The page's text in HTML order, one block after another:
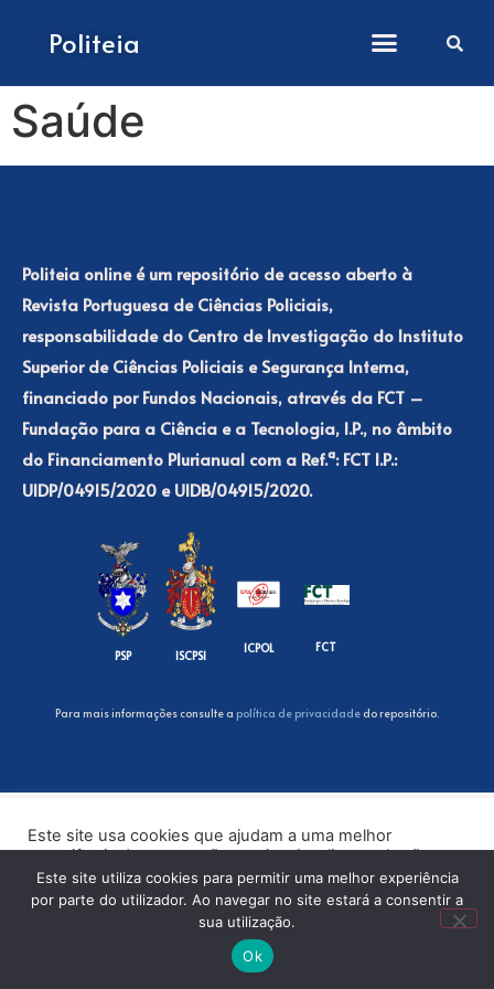
Politeia
Saúde
Politeia online é um repositório de acesso aberto à
Revista Portuguesa de Ciências Policiais,
responsabilidade do Centro de Investigação do Instituto
Superior de Ciências Policiais e Segurança Interna,
financiado por Fundos Nacionais, através da FCT –
Fundação para a Ciência e a Tecnologia, I.P., no âmbito
do Financiamento Plurianual com a Ref.ª: FCT I.P.:
UIDP/04915/2020 e UIDB/04915/2020.
PSP ISCPSI
ICPOL FCT
Para mais informações consulte a política de privacidadedo repositório.
Este site usa cookies que ajudam a uma melhor
experiência de navegação no site. Ao clicar no botão
“Aceitar” ou continuar a visualizar o nosso site, você
concorda com o uso de cookies no nosso site.
Este site utiliza cookies para permitir uma melhor experiência
por parte do utilizador. Ao navegar no site estará a consentir a
sua utilização.
Ok